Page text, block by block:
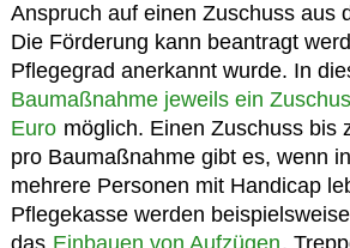
Anspruch auf einen Zuschuss aus
Die Förderung kann beantragt
Pflegegrad anerkannt wurde. In
Baumaßnahme jeweils ein
Euro möglich. Einen Zuschuss bis
pro Baumaßnahme gibt es, wenn
mehrere Personen mit Handicap
Pflegekasse werden